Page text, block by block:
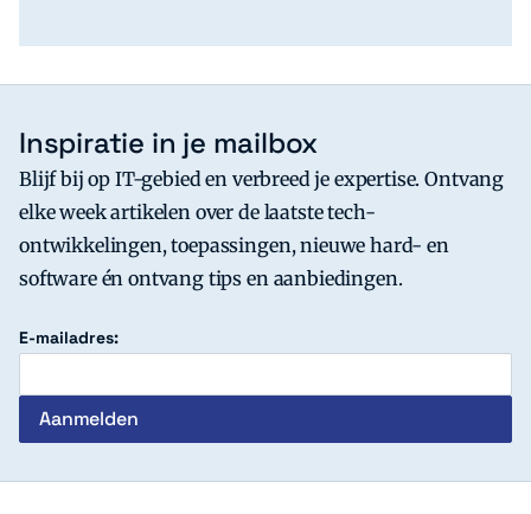
Inspiratie in je mailbox
Blijf bij op IT-gebied en verbreed je expertise. Ontvang
elke week artikelen over de laatste tech-
ontwikkelingen, toepassingen, nieuwe hard- en
software én ontvang tips en aanbiedingen.
E-mailadres: